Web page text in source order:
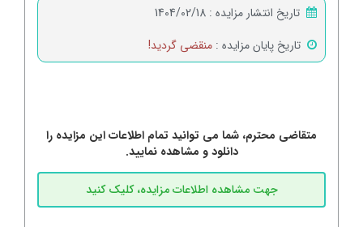
تاریخ انتشار مزایده : 1404/02/18
تاریخ پایان مزایده : منقضی گردید!
متقاضی محترم، شما می توانید تمام اطلاعات این مزایده را
دانلود و مشاهده نمایید.